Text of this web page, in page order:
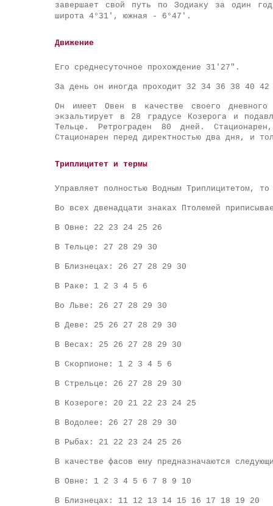
завершает свой путь по Зодиаку за один
широта 4°31', южная - 6°47' .
Движение
Его среднесуточное прохождение 31'27".
За день он иногда проходит 32 34 36 38 40
Он имеет Овен в качестве своего
экзальтирует в 28 градусе Козерога и
Тельце. Ретрограден 80 дней.
Стационарен перед директностью два дня, и
Триплицитет и термы
Управляет полностью Водным Триплицитетом,
Во всех двенадцати знаках Птолемей
В Овне: 22 23 24 25 26
В Тельце: 27 28 29 30
В Близнецах: 26 27 28 29 30
В Раке: 1 2 3 4 5 6
Во Льве: 26 27 28 29 30
В Деве: 25 26 27 28 29 30
В Весах: 25 26 27 28 29 30
В Скорпионе: 1 2 3 4 5 6
В Стрельце: 26 27 28 29 30
В Козероге: 20 21 22 23 24 25
В Водолее: 26 27 28 29 30
В Рыбах: 21 22 23 24 25 26
В качестве фасов ему предназначаются
В Овне: 1 2 3 4 5 6 7 8 9 10
В Близнецах: 11 12 13 14 15 16 17 18 19 20